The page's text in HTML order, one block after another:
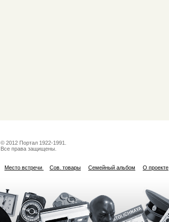
© 2012 Портал 1922-1991.
Все права защищены.
Место встречи Сов. товары Семейный альбом О проекте